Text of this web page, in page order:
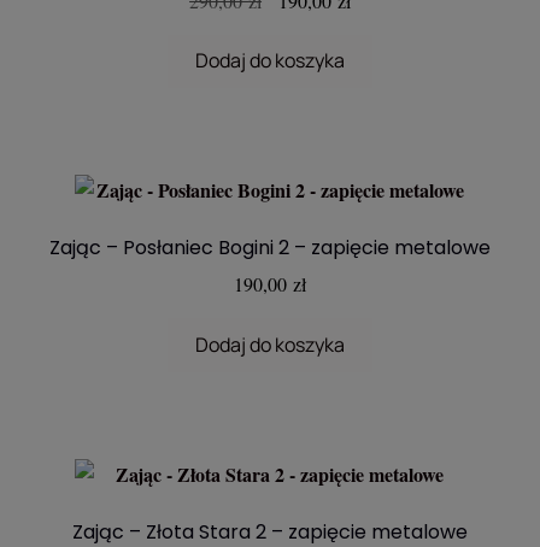
wynosiła:
Dodaj do koszyka
Zając – Posłaniec Bogini 2 – zapięcie metalowe
190,00 zł
Dodaj do koszyka
Zając – Złota Stara 2 – zapięcie metalowe